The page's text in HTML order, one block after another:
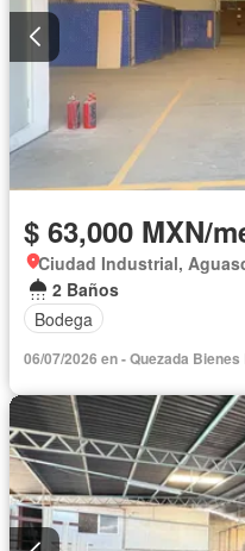
$ 63,000 MXN/
Ciudad Industrial,
2 Baños
Bodega
06/07/2026 en - Quezada